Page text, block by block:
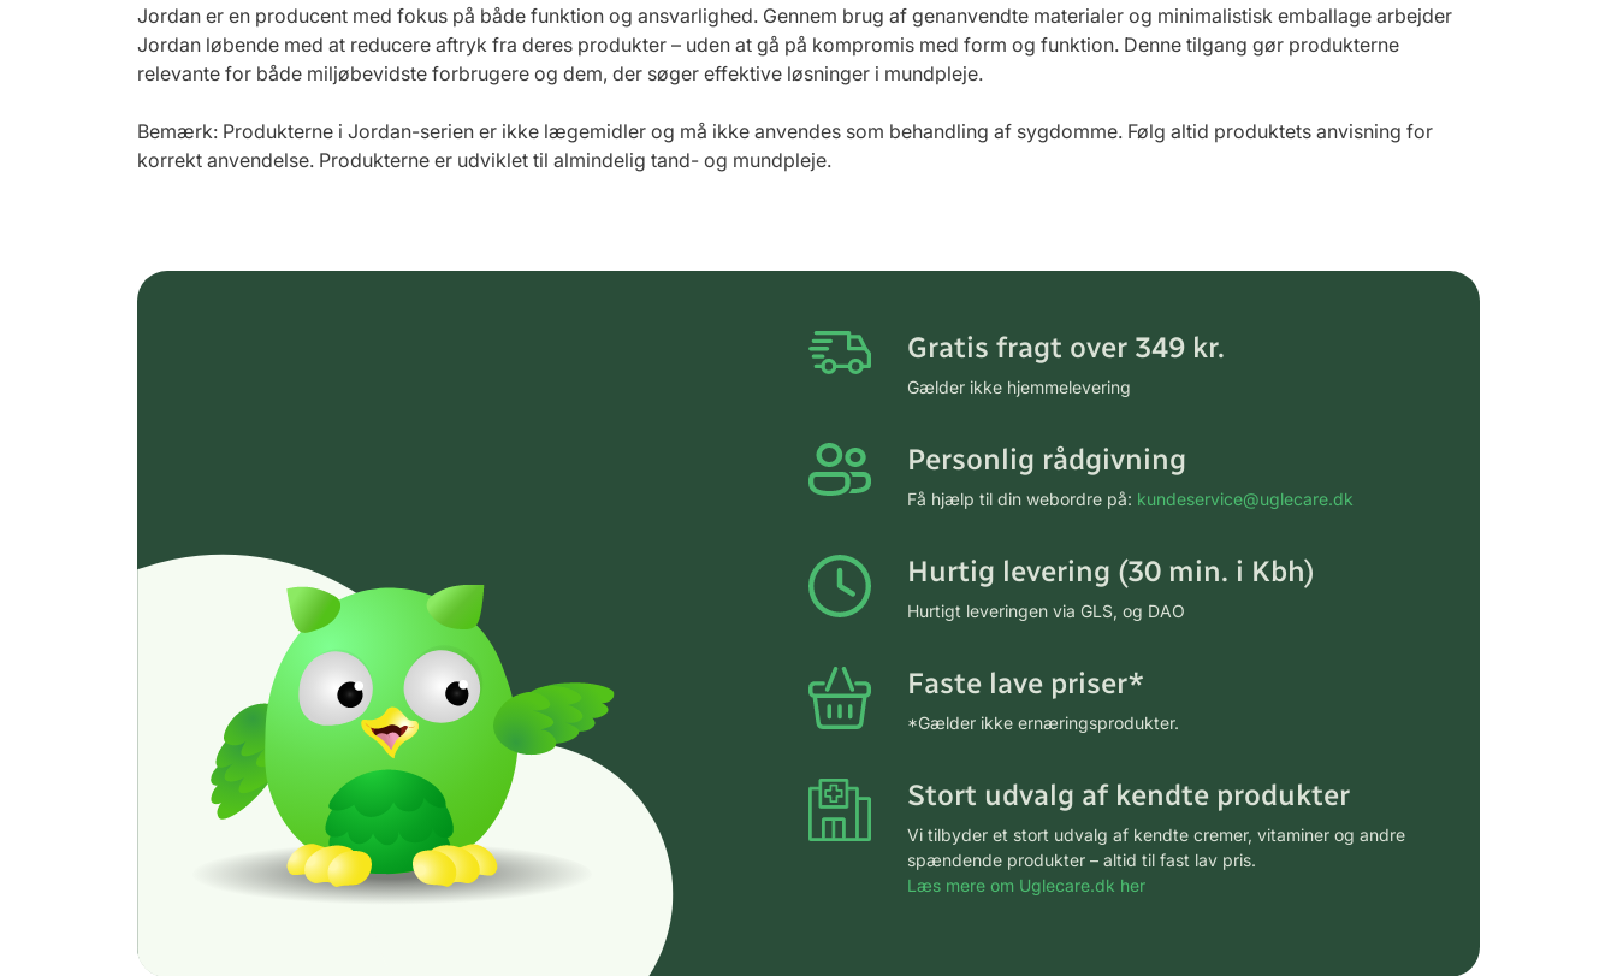
Jordan er en producent med fokus på både funktion og ansvarlighed. Gennem brug af genanvendte materialer og minimalistisk emballage arbejder
Jordan løbende med at reducere aftryk fra deres produkter – uden at gå på kompromis med form og funktion. Denne tilgang gør produkterne
relevante for både miljøbevidste forbrugere og dem, der søger effektive løsninger i mundpleje.
Bemærk: Produkterne i Jordan-serien er ikke lægemidler og må ikke anvendes som behandling af sygdomme. Følg altid produktets anvisning for
korrekt anvendelse. Produkterne er udviklet til almindelig tand- og mundpleje.
Gratis fragt over 349 kr.
Gælder ikke hjemmelevering
Personlig rådgivning
Få hjælp til din webordre på: kundeservice@uglecare.dk
Hurtig levering (30 min. i Kbh)
Hurtigt leveringen via GLS, og DAO
Faste lave priser*
*Gælder ikke ernæringsprodukter.
Stort udvalg af kendte produkter
Vi tilbyder et stort udvalg af kendte cremer, vitaminer og andre
spændende produkter – altid til fast lav pris.
Læs mere om Uglecare.dk her